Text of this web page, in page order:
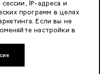
IP-адреса и
программ в целях
Если вы не
настройки в